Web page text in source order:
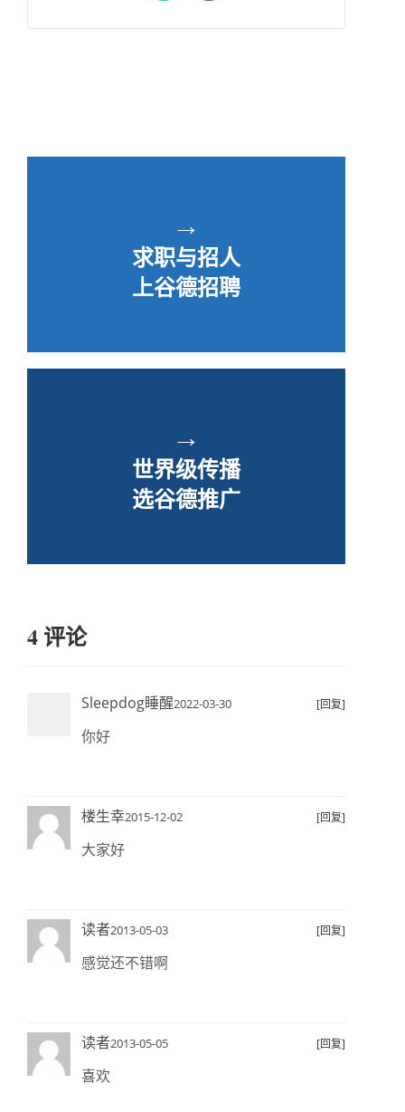
→
求职与招人
上谷德招聘
→
世界级传播
选谷德推广
4 评论
Sleepdog睡醒2022-03-30 [回复]
你好
楼生幸2015-12-02 [回复]
大家好
读者2013-05-03 [回复]
感觉还不错啊
读者2013-05-05 [回复]
喜欢